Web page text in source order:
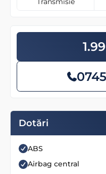
Dotări
ABS
Airbag central